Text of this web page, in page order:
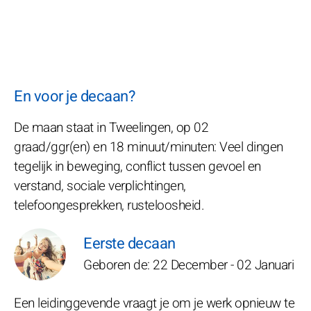
En voor je decaan?
De maan staat in Tweelingen, op 02
graad/ggr(en) en 18 minuut/minuten: Veel dingen
tegelijk in beweging, conflict tussen gevoel en
verstand, sociale verplichtingen,
telefoongesprekken, rusteloosheid.
Eerste decaan
Geboren de: 22 December - 02 Januari
Een leidinggevende vraagt je om je werk opnieuw te